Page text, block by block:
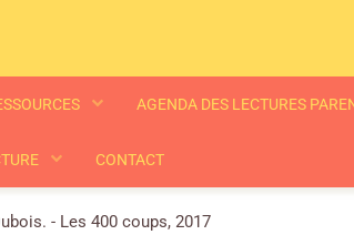
AGENDA DES LECTURES
CONTACT
- Les 400 coups, 2017